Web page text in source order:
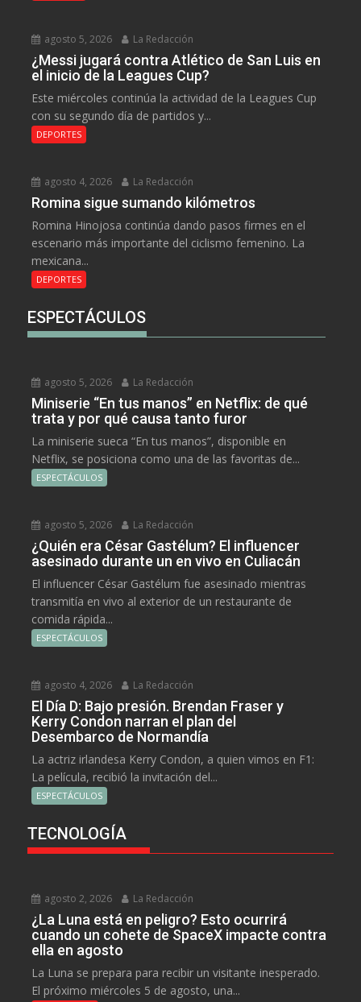
agosto 5, 2026 La Redacción
¿Messi jugará contra Atlético de San Luis en
el inicio de la Leagues Cup?
Este miércoles continúa la actividad de la Leagues Cup
con su segundo día de partidos y...
DEPORTES
agosto 4, 2026 La Redacción
Romina sigue sumando kilómetros
Romina Hinojosa continúa dando pasos firmes en el
escenario más importante del ciclismo femenino. La
mexicana...
DEPORTES
ESPECTÁCULOS
agosto 5, 2026 La Redacción
Miniserie “En tus manos” en Netflix: de qué
trata y por qué causa tanto furor
La miniserie sueca “En tus manos”, disponible en
Netflix, se posiciona como una de las favoritas de...
ESPECTÁCULOS
agosto 5, 2026 La Redacción
¿Quién era César Gastélum? El influencer
asesinado durante un en vivo en Culiacán
El influencer César Gastélum fue asesinado mientras
transmitía en vivo al exterior de un restaurante de
comida rápida...
ESPECTÁCULOS
agosto 4, 2026 La Redacción
El Día D: Bajo presión. Brendan Fraser y
Kerry Condon narran el plan del
Desembarco de Normandía
La actriz irlandesa Kerry Condon, a quien vimos en F1:
La película, recibió la invitación del...
ESPECTÁCULOS
TECNOLOGÍA
agosto 2, 2026 La Redacción
¿La Luna está en peligro? Esto ocurrirá
cuando un cohete de SpaceX impacte contra
ella en agosto
La Luna se prepara para recibir un visitante inesperado.
El próximo miércoles 5 de agosto, una...